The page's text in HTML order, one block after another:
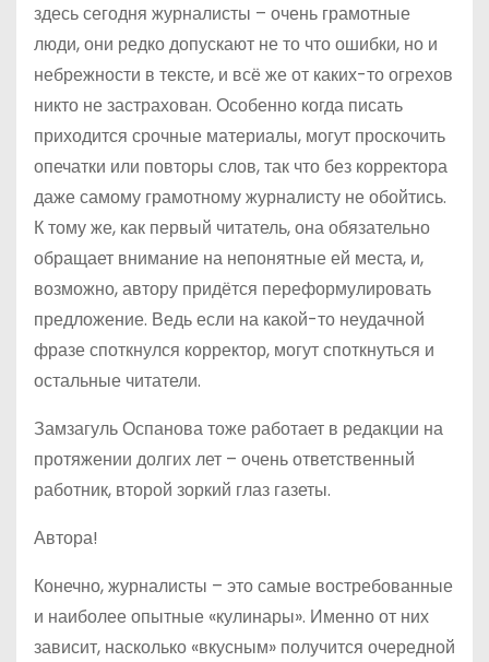
здесь сегодня журналисты – очень грамотные
люди, они редко допускают не то что ошибки, но и
небрежности в тексте, и всё же от каких-то огрехов
никто не застрахован. Особенно когда писать
приходится срочные материалы, могут проскочить
опечатки или повторы слов, так что без корректора
даже самому грамотному журналисту не обойтись.
К тому же, как первый читатель, она обязательно
обращает внимание на непонятные ей места, и,
возможно, автору придётся переформулировать
предложение. Ведь если на какой-то неудачной
фразе споткнулся корректор, могут споткнуться и
остальные читатели.
Замзагуль Оспанова тоже работает в редакции на
протяжении долгих лет – очень ответственный
работник, второй зоркий глаз газеты.
Автора!
Конечно, журналисты – это самые востребованные
и наиболее опытные «кулинары». Именно от них
зависит, насколько «вкусным» получится очередной